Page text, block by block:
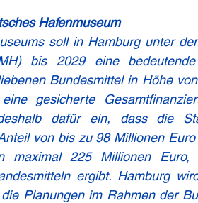
Hafenmuseum
soll in Hamburg unter
bis 2029 eine
Bundesmittel in Höhe
gesicherte
dafür ein, dass die
von bis zu 98 Millionen
maximal 225 Millionen
ergibt. Hamburg
Planungen im Rahmen der